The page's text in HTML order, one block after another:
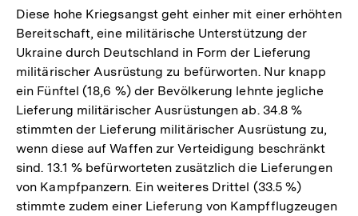
Diese hohe Kriegsangst geht einher mit einer erhöhten
Bereitschaft, eine militärische Unterstützung der
Ukraine durch Deutschland in Form der Lieferung
militärischer Ausrüstung zu befürworten. Nur knapp
ein Fünftel (18,6 %) der Bevölkerung lehnte jegliche
Lieferung militärischer Ausrüstungen ab. 34.8 %
stimmten der Lieferung militärischer Ausrüstung zu,
wenn diese auf Waffen zur Verteidigung beschränkt
sind. 13.1 % befürworteten zusätzlich die Lieferungen
von Kampfpanzern. Ein weiteres Drittel (33.5 %)
stimmte zudem einer Lieferung von Kampfflugzeugen